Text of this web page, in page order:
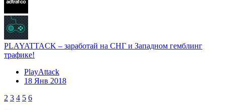
PLAYATTACK – заработай на СНГ и Западном гемблинг
трафике!
PlayAttack
18 Янв 2018
2 3 4 5 6